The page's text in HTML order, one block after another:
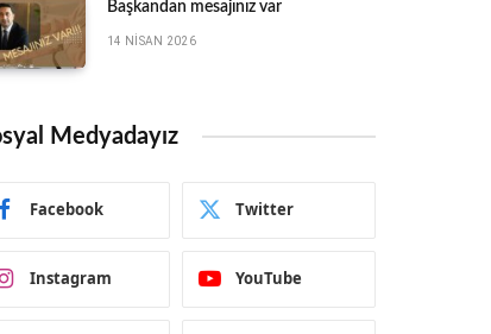
Başkandan mesajınız var
14 NISAN 2026
Medyadayız
Facebook Twitter
Instagram YouTube